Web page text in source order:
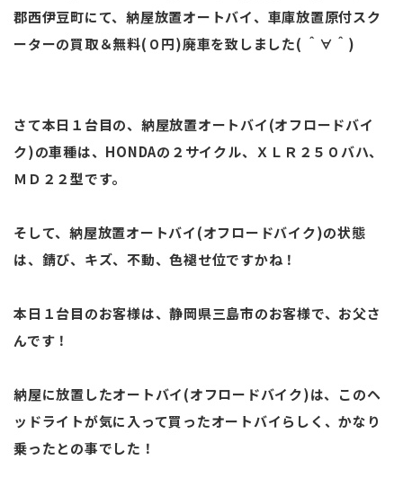
郡西伊豆町にて、納屋放置オートバイ、車庫放置原付スク
ーターの買取＆無料(０円)廃車を致しました( ＾∀＾)
さて本日１台目の、納屋放置オートバイ(オフロードバイ
ク)の車種は、HONDAの２サイクル、ＸＬＲ２５０バハ、
ＭＤ２２型です。
そして、納屋放置オートバイ(オフロードバイク)の状態
は、錆び、キズ、不動、色褪せ位ですかね！
本日１台目のお客様は、静岡県三島市のお客様で、お父さ
んです！
納屋に放置したオートバイ(オフロードバイク)は、このヘ
ッドライトが気に入って買ったオートバイらしく、かなり
乗ったとの事でした！